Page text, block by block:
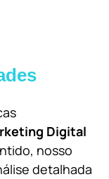
Digital
nosso
detalhada